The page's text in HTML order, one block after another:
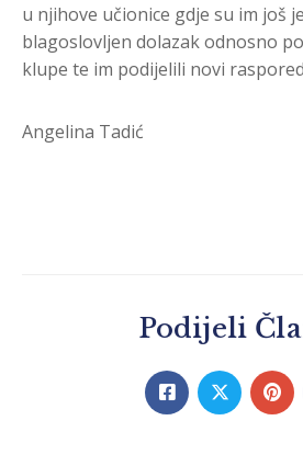
u njihove učionice gdje su im još
blagoslovljen dolazak odnosno
klupe te im podijelili novi
Angelina Tadić
Podijeli